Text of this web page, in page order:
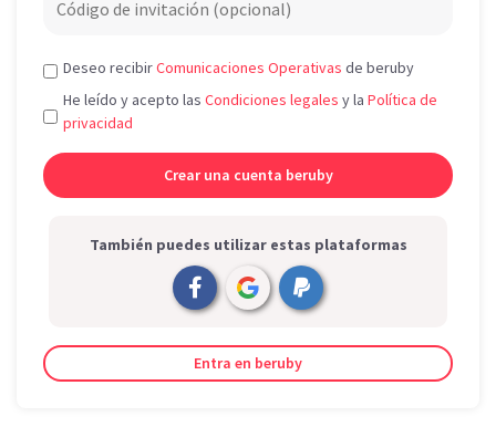
Deseo recibirComunicaciones Operativas de beruby
He leído y acepto las Condiciones legales y la Política de
privacidad
También puedes utilizar estas plataformas
Entra en beruby